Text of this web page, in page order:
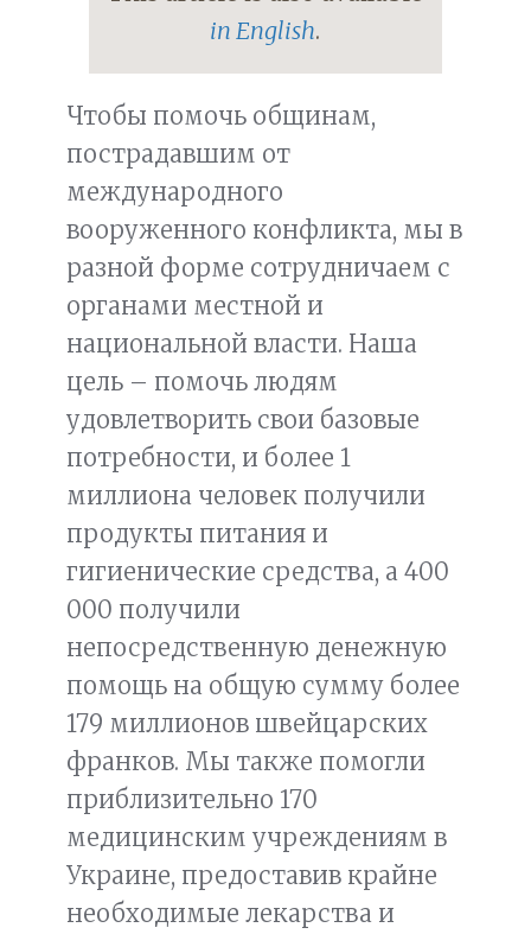
in English.
Чтобы помочь общинам,
пострадавшим от
международного
вооруженного конфликта, мы в
разной форме сотрудничаем с
органами местной и
национальной власти. Наша
цель – помочь людям
удовлетворить свои базовые
потребности, и более 1
миллиона человек получили
продукты питания и
гигиенические средства, а 400
000 получили
непосредственную денежную
помощь на общую сумму более
179 миллионов швейцарских
франков. Мы также помогли
приблизительно 170
медицинским учреждениям в
Украине, предоставив крайне
необходимые лекарства и